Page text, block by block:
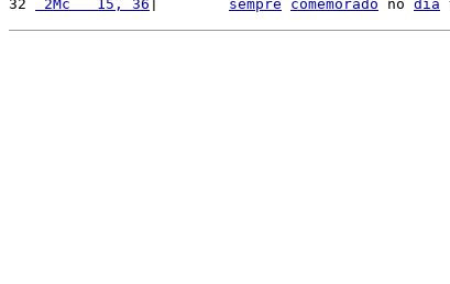
32
2Mc   15, 36 sempre comemorado no dia